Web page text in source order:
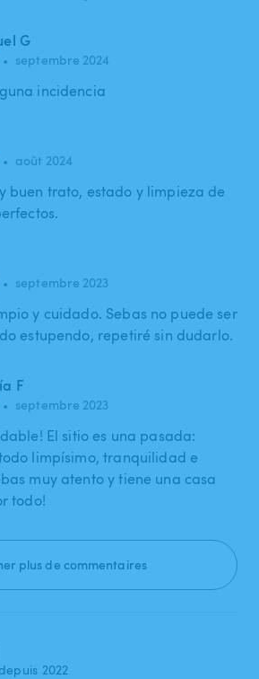
G
• septembre 2024
incidencia
• août 2024
buen trato, estado y limpieza de
• septembre 2023
y cuidado. Sebas no puede ser
estupendo, repetiré sin dudarlo.
F
• septembre 2023
El sitio es una pasada:
limpísimo, tranquilidad e
muy atento y tiene una casa
todo!
plus de commentaires
2022